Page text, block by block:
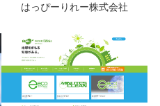
はっぴーりれー株式会社